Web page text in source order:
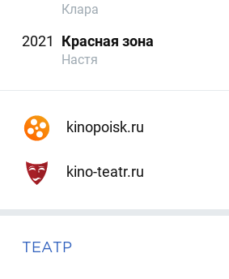
Клара
2021 Красная зона
Настя
kinopoisk.ru
kino-teatr.ru
ТЕАТР